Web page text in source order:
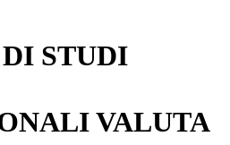
STUDI
VALUTA